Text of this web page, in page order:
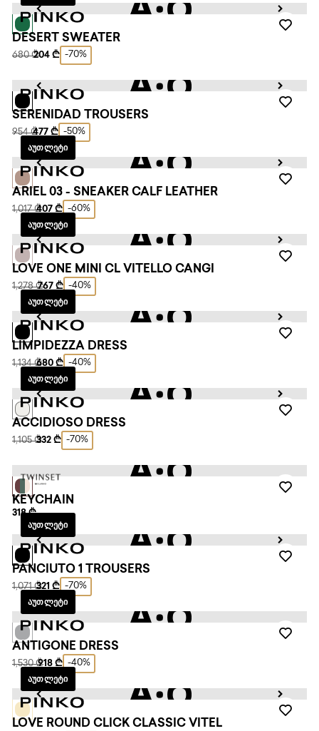
DESERT SWEATER
680 ₾204 ₾ -70%
SERENIDAD TROUSERS
954 ₾477 ₾ -50%
ᲐᲣᲗᲚᲔᲢᲘ
ARIEL 03 - SNEAKER CALF LEATHER
1,017 ₾407 ₾ -60%
ᲐᲣᲗᲚᲔᲢᲘ
LOVE ONE MINI CL VITELLO CANGI
1,278 ₾767 ₾ -40%
ᲐᲣᲗᲚᲔᲢᲘ
LIMPIDEZZA DRESS
1,134 ₾680 ₾ -40%
ᲐᲣᲗᲚᲔᲢᲘ
ACCIDIOSO DRESS
1,105 ₾332 ₾ -70%
KEYCHAIN
318 ₾
ᲐᲣᲗᲚᲔᲢᲘ
PANCIUTO 1 TROUSERS
1,071 ₾321 ₾ -70%
ᲐᲣᲗᲚᲔᲢᲘ
ANTIGONE DRESS
1,530 ₾918 ₾ -40%
ᲐᲣᲗᲚᲔᲢᲘ
LOVE ROUND CLICK CLASSIC VITEL